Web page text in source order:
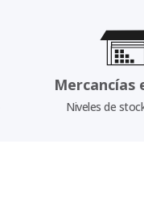
Mercancías
Niveles de